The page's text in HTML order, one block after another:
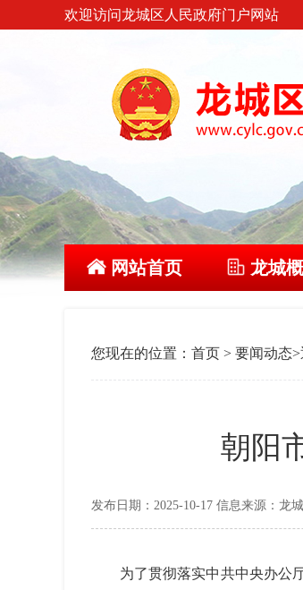
欢迎访问龙城区人民政府门户网站
网站首页 龙城
您现在的位置： 首页 > 要闻动态>
朝阳
发布日期：2025-10-17 信息来源：龙
为了贯彻落实中共中央办公厅